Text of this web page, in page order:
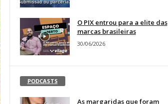
O PIX entrou para a elite das
marcas brasileiras
30/06/2026
PODCASTS
As margaridas que foram